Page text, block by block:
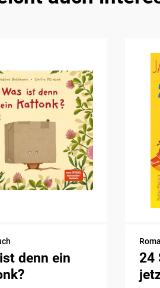
denn ein
24